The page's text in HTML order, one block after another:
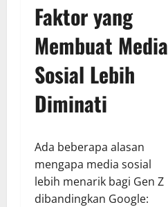
Faktor yang
Membuat Media
Sosial Lebih
Diminati
Ada beberapa alasan
mengapa media sosial
lebih menarik bagi Gen Z
dibandingkan Google: